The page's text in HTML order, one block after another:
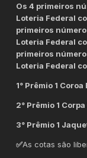
Os 4 primeiros
Loteria Federal
primeiros
Loteria Federal
primeiros
Loteria Federal
1° Prêmio 1 Coroa
2° Prêmio 1
3° Prêmio 1
✅As cotas são